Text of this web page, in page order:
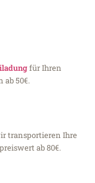
für Ihren
50€.
transportieren Ihre
ab 80€.